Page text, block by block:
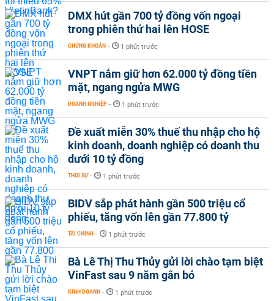
DMX hút gần 700 tỷ đồng vốn ngoại
trong phiên thứ hai lên HOSE
CHỨNG KHOÁN - 1 phút trước
VNPT nắm giữ hơn 62.000 tỷ đồng tiền
mặt, ngang ngửa MWG
DOANH NGHIỆP - 1 phút trước
Đề xuất miễn 30% thuế thu nhập cho hộ
kinh doanh, doanh nghiệp có doanh thu
dưới 10 tỷ đồng
THỜI SỰ - 1 phút trước
BIDV sắp phát hành gần 500 triệu cổ
phiếu, tăng vốn lên gần 77.800 tỷ
TÀI CHÍNH - 1 phút trước
Bà Lê Thị Thu Thủy gửi lời chào tạm biệt
VinFast sau 9 năm gắn bó
KINH DOANH - 1 phút trước